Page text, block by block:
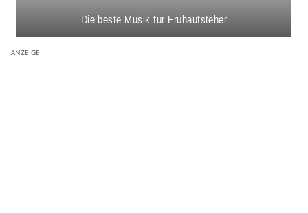
Die beste Musik für Frühaufsteher